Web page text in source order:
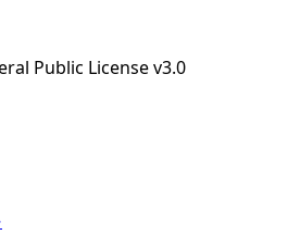
Public License v3.0